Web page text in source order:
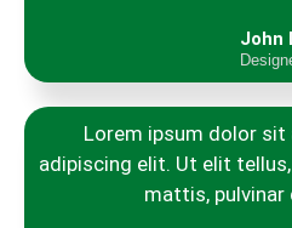
John
Lorem ipsum dolor
adipiscing elit. Ut elit
mattis, pulvinar